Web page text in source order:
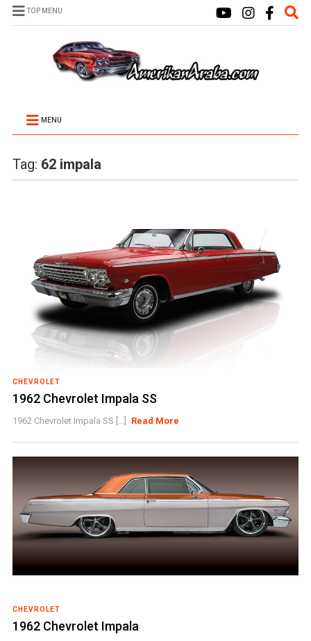
TOP MENU
MENU
Tag: 62 impala
CHEVROLET
1962 Chevrolet Impala SS
1962 Chevrolet Impala SS [...] Read More
CHEVROLET
1962 Chevrolet Impala